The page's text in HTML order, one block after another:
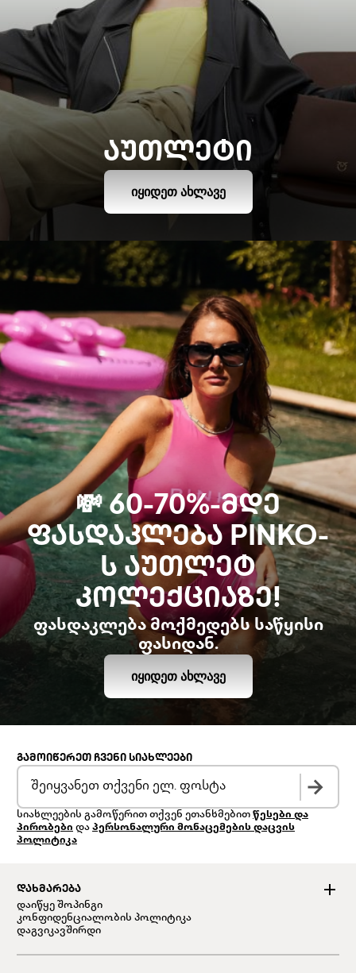
ᲐᲣᲗᲚᲔᲢᲘ
ᲘᲧᲘᲓᲔᲗ ᲐᲮᲚᲐᲕᲔ
💸 60-70%-ᲛᲓᲔ
ᲤᲐᲡᲓᲐᲙᲚᲔᲑᲐ PINKO-
Ს ᲐᲣᲗᲚᲔᲢ
ᲙᲝᲚᲔᲥᲪᲘᲐᲖᲔ!
ფასდაკლება მოქმედებს საწყისი
ფასიდან.
ᲘᲧᲘᲓᲔᲗ ᲐᲮᲚᲐᲕᲔ
ᲓᲐᲮᲛᲐᲠᲔᲑᲐ
დაიწყე შოპინგი
კონფიდენციალობის პოლიტიკა
დაგვიკავშირდი
ᲒᲐᲛᲝᲘᲬᲔᲠᲔᲗ ᲩᲕᲔᲜᲘ ᲡᲘᲐᲮᲚᲔᲔᲑᲘ
სიახლეების გამოწერით თქვენ ეთანხმებით წესები და
პირობები და პერსონალური მონაცემების დაცვის
პოლიტიკა